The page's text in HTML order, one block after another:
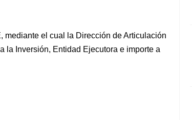
mediante el cual la Dirección de Articulación
la Inversión, Entidad Ejecutora e importe a